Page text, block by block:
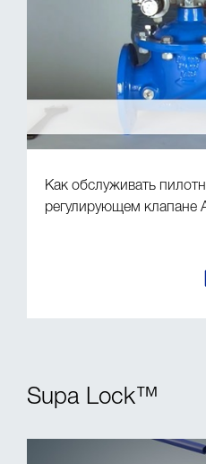
Как обслуживать
регулирующем клапане
Supa Lock™